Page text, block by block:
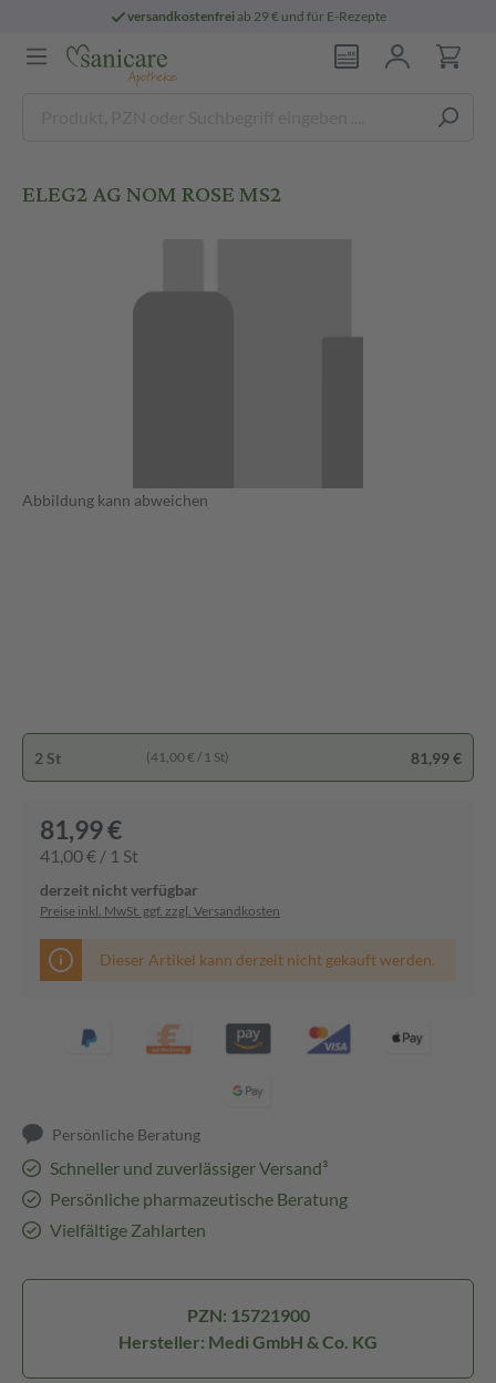
versandkostenfreiab 29 € und für E-Rezepte
ELEG2 AG NOM ROSE MS2
Abbildung kann abweichen
2 St (41,00 € / 1 St) 81,99 €
81,99 €
41,00 € / 1 St
derzeit nicht verfügbar
Preise inkl. MwSt. ggf. zzgl. Versandkosten
Dieser Artikel kann derzeit nicht gekauft werden.
Persönliche Beratung
Schneller und zuverlässiger Versand³
Persönliche pharmazeutische Beratung
Vielfältige Zahlarten
PZN: 15721900
Hersteller: Medi GmbH & Co. KG